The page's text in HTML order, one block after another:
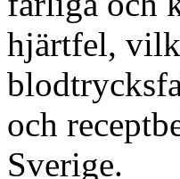
hjärtfel,
och
Sverige.